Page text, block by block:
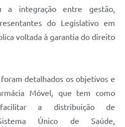
a integração entre gestão,
do Legislativo em
voltada à garantia do direito
detalhados os objetivos e
Móvel, que tem como
a distribuição de
Único de Saúde,